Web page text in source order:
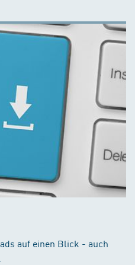
auf einen Blick - auch